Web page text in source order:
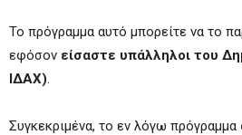
Το πρόγραμμα αυτό μπορείτε να το
εφόσον είσαστε υπάλληλοι του
ΙΔΑΧ).
Συγκεκριμένα, το εν λόγω πρόγραμμα